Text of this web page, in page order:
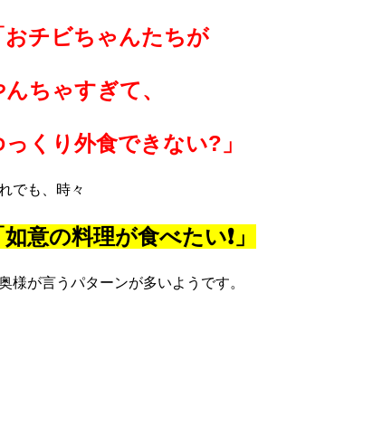
おチビちゃんたちが
んちゃすぎて、
っくり外食できない?」
でも、時々
如意の料理が食べたい❗️」
様が言うパターンが多いようです。